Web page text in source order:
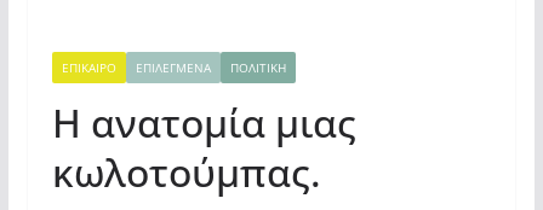
«Έλληνες» η κυβέρνηση! (φωτο)
ΕΠΙΚΑΙΡΟ ΕΠΙΛΕΓΜΕΝΑ ΠΟΛΙΤΙΚΗ
Η ανατομία μιας
κωλοτούμπας.